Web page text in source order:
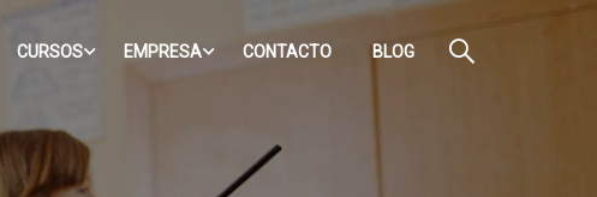
CURSOS EMPRESA CONTACTO BLOG